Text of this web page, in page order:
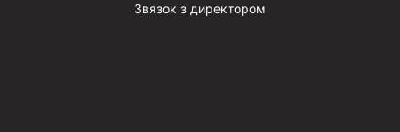
Звязок з директором